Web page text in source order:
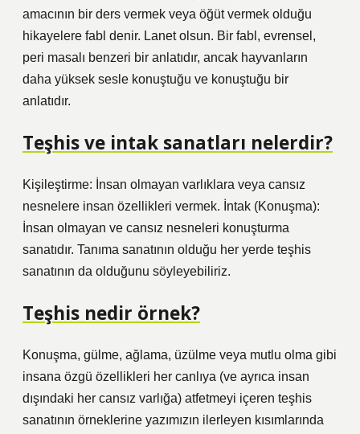
amacının bir ders vermek veya öğüt vermek olduğu
hikayelere fabl denir. Lanet olsun. Bir fabl, evrensel,
peri masalı benzeri bir anlatıdır, ancak hayvanların
daha yüksek sesle konuştuğu ve konuştuğu bir
anlatıdır.
Teşhis ve intak sanatları nelerdir?
Kişileştirme: İnsan olmayan varlıklara veya cansız
nesnelere insan özellikleri vermek. İntak (Konuşma):
İnsan olmayan ve cansız nesneleri konuşturma
sanatıdır. Tanıma sanatının olduğu her yerde teşhis
sanatının da olduğunu söyleyebiliriz.
Teşhis nedir örnek?
Konuşma, gülme, ağlama, üzülme veya mutlu olma gibi
insana özgü özellikleri her canlıya (ve ayrıca insan
dışındaki her cansız varlığa) atfetmeyi içeren teşhis
sanatının örneklerine yazımızın ilerleyen kısımlarında